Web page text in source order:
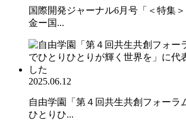
国際開発ジャーナル6月号「＜特集
金ー国...
2025.06.12
自由学園「第４回共生共創フォー
ひとりひ...